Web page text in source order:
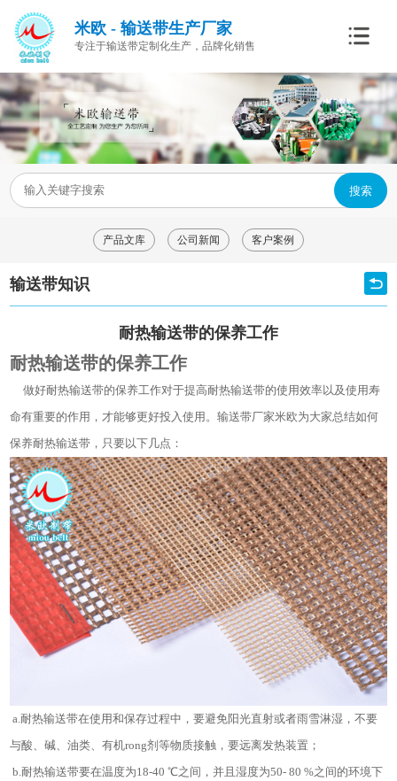
米欧 - 输送带生产厂家
专注于输送带定制化生产，品牌化销售
搜索
产品文库 公司新闻 客户案例
输送带知识
耐热输送带的保养工作
耐热输送带的保养工作
做好耐热输送带的保养工作对于提高耐热输送带的使用效率以及使用寿
命有重要的作用，才能够更好投入使用。输送带厂家米欧为大家总结如何
保养耐热输送带，只要以下几点：
a.耐热输送带在使用和保存过程中，要避免阳光直射或者雨雪淋湿，不要
与酸、碱、油类、有机rong剂等物质接触，要远离发热装置；
b.耐热输送带要在温度为18-40 ℃之间，并且湿度为50- 80 %之间的环境下